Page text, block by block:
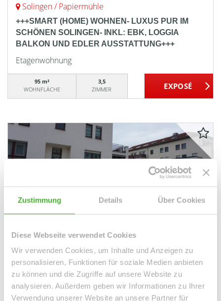
Zustimmung Details Über Cookies
Diese Webseite verwendet Cookies
Wir verwenden Cookies, um Inhalte und Anzeigen zu
personalisieren, Funktionen für soziale Medien anbieten
zu können und die Zugriffe auf unsere Website zu
analysieren. Außerdem geben wir Informationen zu Ihrer
Verwendung unserer Website an unsere Partner für
Solingen / Papiermühle
+++SMART (HOME) WOHNEN- LUXUS PUR IM
SCHÖNEN SOLINGEN- INKL: EBK, LOGGIA
BALKON UND EDLER AUSSTATTUNG+++
Etagenwohnung
95 m²
WOHNFLÄCHE
3,5
ZIMMER
NUTZUNGSÄNDERUNG AUF WOHNIMMOBILIE
MÖGLICH+++
Etagenwohnung
67 m²
WOHNFLÄCHE
2
ZIMMER